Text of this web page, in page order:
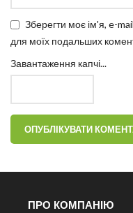
Зберегти моє ім'я, e-
для моїх подальших
Завантаження капчі...
ПРО КОМПАНІЮ